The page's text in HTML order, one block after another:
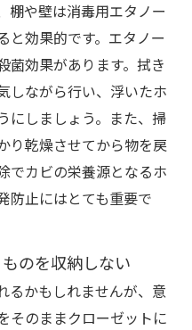
棚や壁は消毒用エタノー
と効果的です。エタノー
菌効果があります。拭き
しながら行い、浮いたホ
にしましょう。また、掃
り乾燥させてから物を戻
でカビの栄養源となるホ
防止にはとても重要で
のを収納しない
るかもしれませんが、意
そのままクローゼットに